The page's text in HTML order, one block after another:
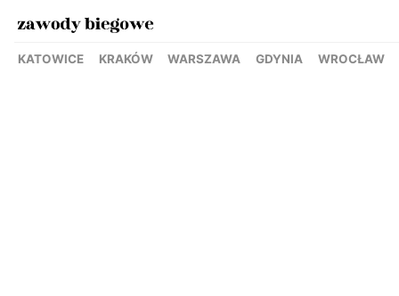
KATOWICE KRAKÓW WARSZAWA GDYNIA WROCŁAW